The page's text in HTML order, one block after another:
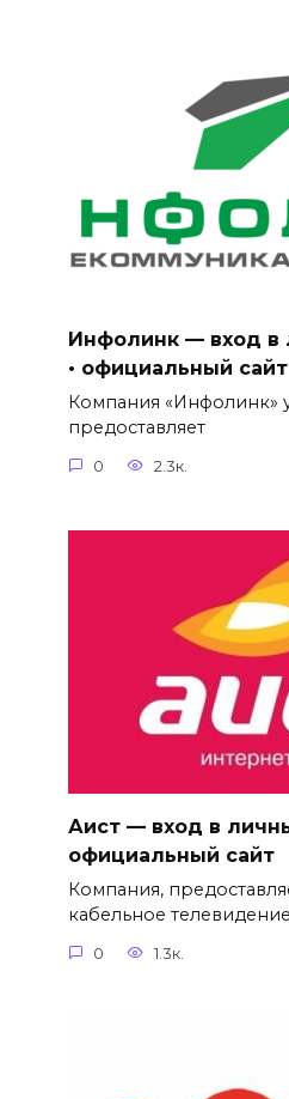
Инфолинк — вход в
• официальный сайт
Компания «Инфолинк»
предоставляет
0 2.3к.
Аист — вход в
официальный сайт
Компания,
кабельное телевидение
0 1.3к.